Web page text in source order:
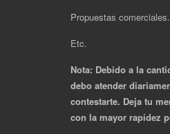
Propuestas comerciales.
Etc.
Nota: Debido a la
debo atender
contestarte. Deja tu
con la mayor rapidez